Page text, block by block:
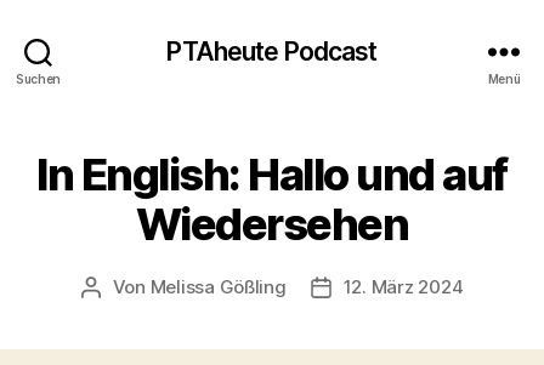
Suchen
PTAheute Podcast
Menü
In English: Hallo und auf
Wiedersehen
Beitragsautor
Von Melissa Gößling Veröffentlichungsdatum
12. März 2024